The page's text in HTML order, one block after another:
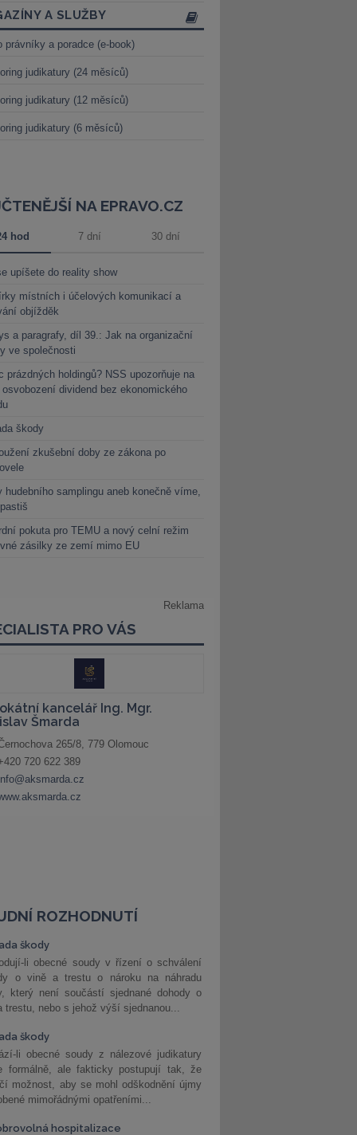
A SLUŽBY
právníky a poradce (e-book)
judikatury (24 měsíců)
judikatury (12 měsíců)
judikatury (6 měsíců)
NA EPRAVO.CZ
hod 7 dní 30 dní
upíšete do reality show
místních i účelových komunikací a
objížděk
a paragrafy, díl 39.: Jak na organizační
ve společnosti
prázdných holdingů? NSS upozorňuje na
osvobození dividend bez ekonomického
škody
zkušební doby ze zákona po
hudebního samplingu aneb konečně víme,
pokuta pro TEMU a nový celní režim
zásilky ze zemí mimo EU
ROZHODNUTÍ
škody
li obecné soudy v řízení o schválení
o vině a trestu o nároku na náhradu
který není součástí sjednané dohody o
trestu, nebo s jehož výší sjednanou...
škody
li obecné soudy z nálezové judikatury
formálně, ale fakticky postupují tak, že
možnost, aby se mohl odškodnění újmy
mimořádnými opatřeními...
hospitalizace